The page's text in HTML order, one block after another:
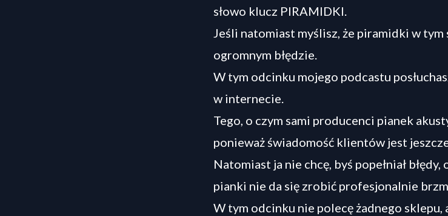
słowo klucz PIRAMIDKI.
Jeśli natomiast myślisz, że piramidki w tym
ogromnym błędzie.
W tym odcinku mojego podcastu
w internecie.
Tego, o czym sami producenci pianek
ponieważ świadomość klientów jest
Natomiast ja nie chcę, byś popełniał
pianki nie da się zrobić profesjonalnie
W tym odcinku nie polecę żadnego sklepu,